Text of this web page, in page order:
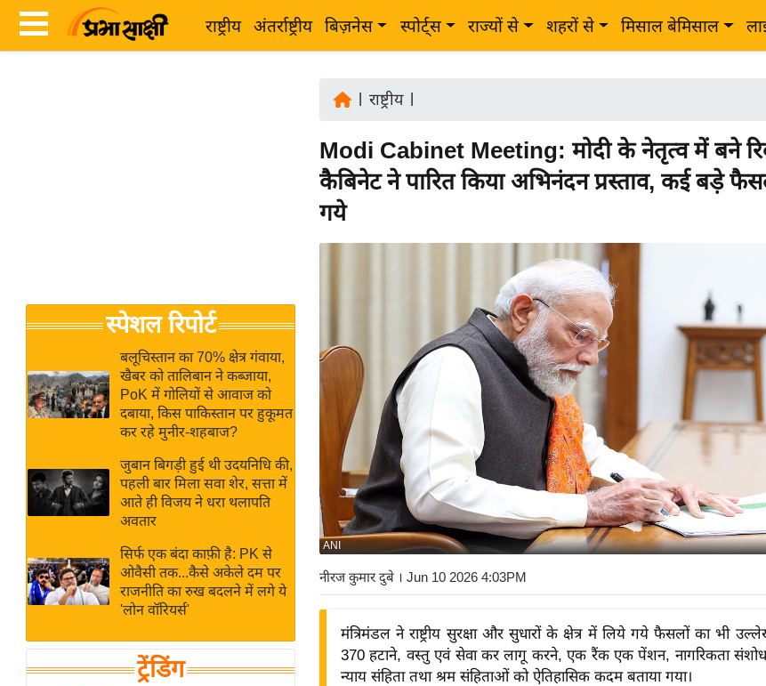
राष्ट्रीय अंतर्राष्ट्रीय बिज़नेस स्पोर्ट्स राज्यों से शहरों से मिसाल बेमिसाल
Breaking
News in
Hindi
Hindi
Videos
जगत
राय
बजट
IPL
2026
ई-पेपर
मिसाल बेमिसाल
शख्सियत
यंग इंडिया
साहित्य जगत
स्पेशल रिपोर्ट
बलूचिस्तान का 70% क्षेत्र गंवाया,
खैबर को तालिबान ने कब्जाया,
PoK में गोलियों से आवाज को
दबाया, किस पाकिस्तान पर हुकूमत
कर रहे मुनीर-शहबाज?
जुबान बिगड़ी हुई थी उदयनिधि की,
पहली बार मिला सवा शेर, सत्ता में
आते ही विजय ने धरा थलापति
अवतार
सिर्फ एक बंदा काफ़ी है: PK से
ओवैसी तक...कैसे अकेले दम पर
राजनीति का रुख बदलने में लगे ये
'लोन वॉरियर्स'
ट्रेंडिंग
राष्ट्रीय|
Modi Cabinet Meeting: मोदी के नेतृत्व में बने
कैबिनेट ने पारित किया अभिनंदन प्रस्ताव, कई बड़े
गये
ANI
नीरज कुमार दुबे । Jun 10 2026 4:03PM
मंत्रिमंडल ने राष्ट्रीय सुरक्षा और सुधारों के क्षेत्र में लिये गये फैसलों का भी
370 हटाने, वस्तु एवं सेवा कर लागू करने, एक रैंक एक पेंशन, नागरिकता
न्याय संहिता तथा श्रम संहिताओं को ऐतिहासिक कदम बताया गया।